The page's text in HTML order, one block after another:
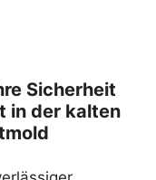
Sicherheit
in der kalten